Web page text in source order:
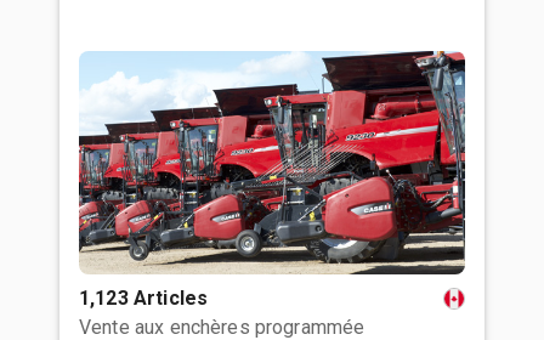
1,123 Articles
Vente aux enchères programmée